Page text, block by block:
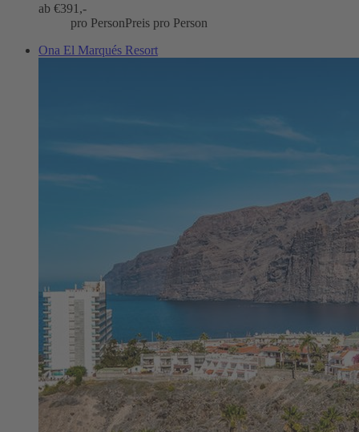
ab €391,-
pro PersonPreis pro Person
Ona El Marqués Resort